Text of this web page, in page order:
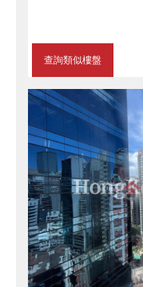
查詢類似樓盤